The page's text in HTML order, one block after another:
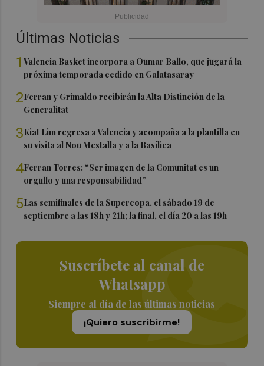
Últimas Noticias
1Valencia Basket incorpora a Oumar Ballo, que jugará la
próxima temporada cedido en Galatasaray
2Ferran y Grimaldo recibirán la Alta Distinción de la
Generalitat
3Kiat Lim regresa a Valencia y acompaña a la plantilla en
su visita al Nou Mestalla y a la Basílica
4Ferran Torres: “Ser imagen de la Comunitat es un
orgullo y una responsabilidad”
5Las semifinales de la Supercopa, el sábado 19 de
septiembre a las 18h y 21h; la final, el día 20 a las 19h
Suscríbete al canal de
Whatsapp
Siempre al día de las últimas noticias
¡Quiero suscribirme!